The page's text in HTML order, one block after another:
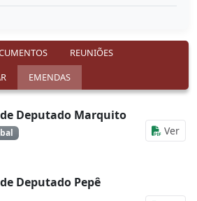
REUNIÕES
EMENDAS
de Deputado Marquito
Ver
Deputado Pepê